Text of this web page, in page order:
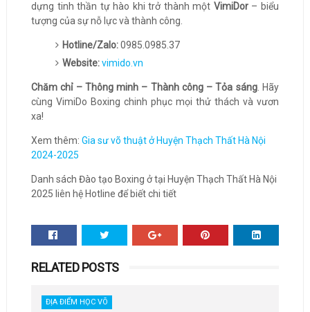
dựng tinh thần tự hào khi trở thành một VimiDor– biểu
tượng của sự nỗ lực và thành công.
Hotline/Zalo:0985.0985.37
Website:vimido.vn
Chăm chỉ – Thông minh – Thành công – Tỏa sáng. Hãy
cùng VimiDo Boxing chinh phục mọi thử thách và vươn
xa!
Xem thêm: Gia sư võ thuật ở Huyện Thạch Thất Hà Nội
2024-2025
Danh sách Đào tạo Boxing ở tại Huyện Thạch Thất Hà Nội
2025 liên hệ Hotline để biết chi tiết
RELATED POSTS
ĐỊA ĐIỂM HỌC VÕ